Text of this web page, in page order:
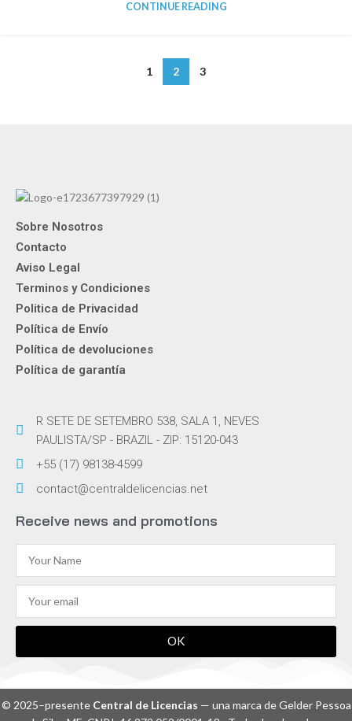
CONTINUE READING
1 2 3
Sobre Nosotros
Contacto
Aviso Legal
Terminos y Condiciones
Politica de Privacidad
Política de Envío
Política de devoluciones
Política de garantía
R SETE DE SETEMBRO 538, SALA 1, NEVES
PAULISTA/SP - BRAZIL - ZIP: 15120-043
+55 (17) 98138-4599
contact@centraldelicencias.net
Receive news and promotions
OK
© 2025–presente Central de Licencias — una marca de Gelder Pessoa